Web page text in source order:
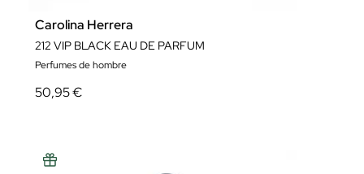
Carolina Herrera
212 VIP BLACK EAU DE PARFUM
Perfumes de hombre
50,95 €